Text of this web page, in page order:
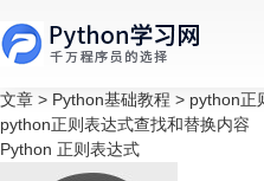
文章 > Python基础教程 > python正
python正则表达式查找和替换内容
Python 正则表达式